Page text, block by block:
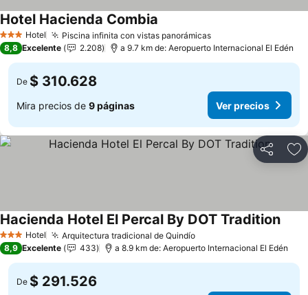
3 Estrellas
Hotel Piscina infinita con vistas panorámicas
Hotel Hacienda Combia
8,8 Excelente 2.208 a 9.7 km de: Aeropuerto Internacional El Edén
De $ 310.628
Mira precios de 9 páginas Ver precios
Compartir
3 Estrellas
Hotel Arquitectura tradicional de Quindío
Hacienda Hotel El Percal By DOT Tradition
8,9 Excelente 433 a 8.9 km de: Aeropuerto Internacional El Edén
De $ 291.526